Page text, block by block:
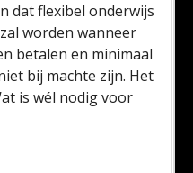
dat flexibel onderwijs
worden wanneer
betalen en minimaal
bij machte zijn. Het
is wél nodig voor